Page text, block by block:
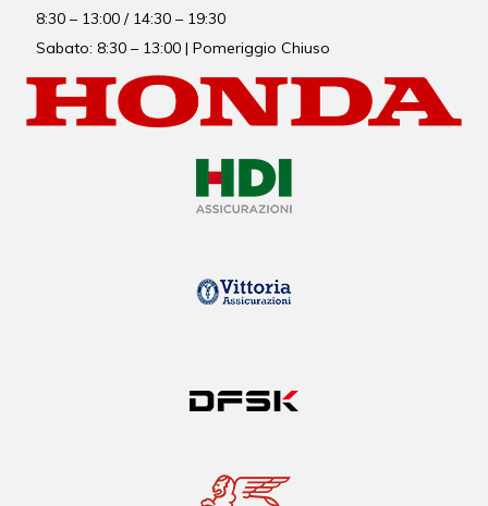
8:30 – 13:00 / 14:30 – 19:30
Sabato: 8:30 – 13:00 | Pomeriggio Chiuso